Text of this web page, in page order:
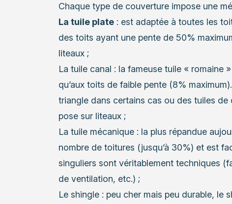
Chaque type de couverture impose une
La tuile plate : est adaptée à toutes les
des toits ayant une pente de 50%
liteaux ;
La tuile canal : la fameuse tuile « romaine
qu’aux toits de faible pente (8%
triangle dans certains cas ou des tuiles de
pose sur liteaux ;
La tuile mécanique : la plus répandue
nombre de toitures (jusqu’à 30%) et est
singuliers sont véritablement techniques
de ventilation, etc.) ;
Le shingle : peu cher mais peu durable, le